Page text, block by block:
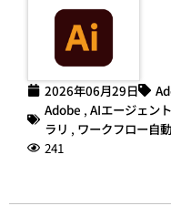
2026年06月29日
Adobe , AIエージェント
ラリ , ワークフロー自
241